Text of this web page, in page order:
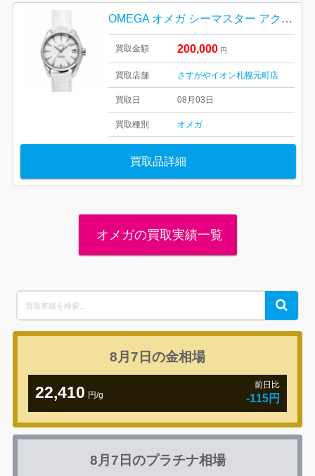
OMEGA オメガ シーマスター アクアテラ 231.13．3921．55.001 札幌市 東区 元町
買取金額 200,000 円
買取店舗 さすがやイオン札幌元町店
買取日 08月03日
買取種別 オメガ
買取品詳細
オメガの買取実績一覧
for:
Search
8月7日の金相場
22,410 円/g
前日比
-115円
8月7日のプラチナ相場